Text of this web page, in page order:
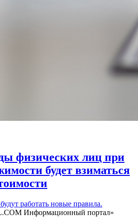
физических лиц при
будет взиматься
работать новые правила.
Информационный портал»